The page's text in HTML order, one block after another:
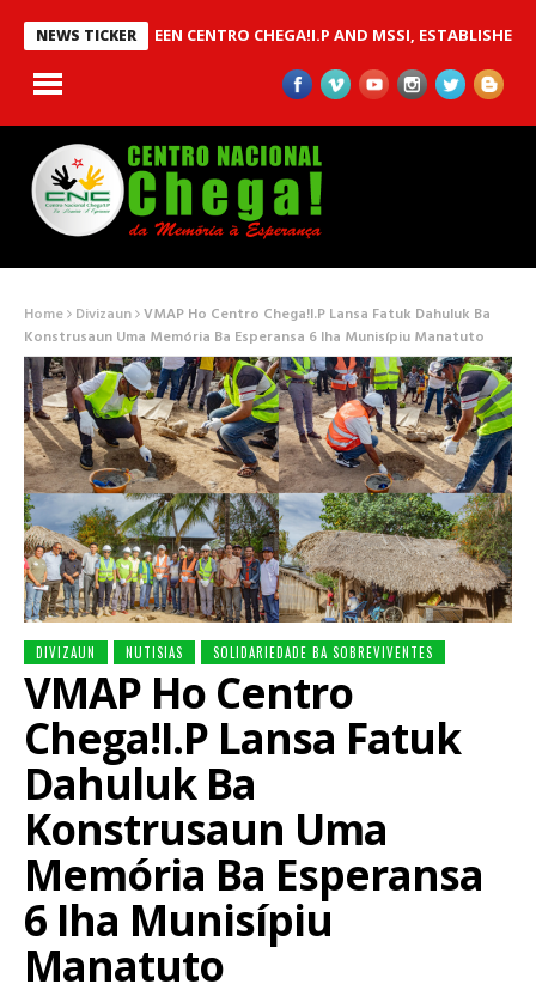
NEWS TICKER
BETWEEN CENTRO CHEGA!I.P AND MSSI, ESTABLISHED TO
Home Divizaun VMAP Ho Centro Chega!I.P Lansa Fatuk Dahuluk Ba
Konstrusaun Uma Memória Ba Esperansa 6 Iha Munisípiu Manatuto
DIVIZAUN NUTISIAS SOLIDARIEDADE BA SOBREVIVENTES
VMAP Ho Centro
Chega!I.P Lansa Fatuk
Dahuluk Ba
Konstrusaun Uma
Memória Ba Esperansa
6 Iha Munisípiu
Manatuto